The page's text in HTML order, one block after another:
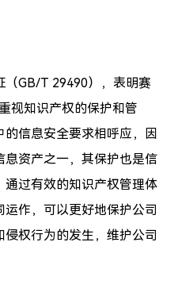
（GB/T 29490），表明赛
视知识产权的保护和管
信息安全要求相呼应，因
资产之一，其保护也是信
过有效的知识产权管理体
作，可以更好地保护公司
权行为的发生，维护公司